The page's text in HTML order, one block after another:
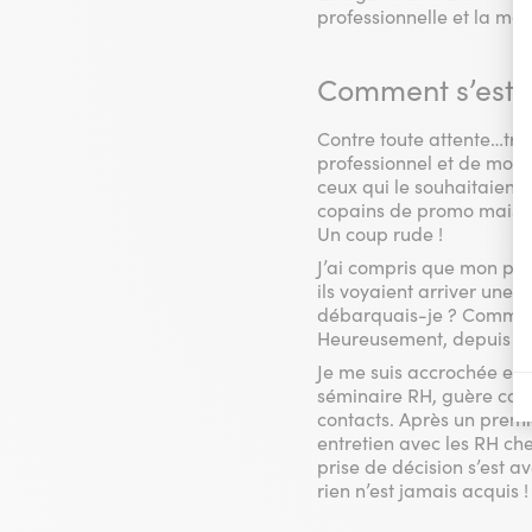
professionnelle et la
Comment
Contre toute
professionnel et de mon
ceux qui le souhaitaient
copains de promo mais
Un coup rude !
J’ai compris que mon
ils voyaient arriver une
débarquais-je ?
Heureusement, depuis
Je me suis accrochée
séminaire RH, guère
contacts. Après un
entretien avec les RH
prise de décision s’est
rien n’est jamais acquis !